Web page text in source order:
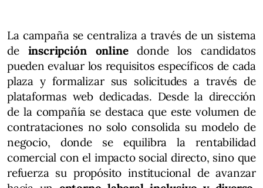
La campaña se centraliza a través de un sistema
deinscripción onlinedonde los candidatos
pueden evaluar los requisitos específicos de cada
plaza y formalizar sus solicitudes a través de
plataformas web dedicadas. Desde la dirección
de la compañía se destaca que este volumen de
contrataciones no solo consolida su modelo de
negocio, donde se equilibra la rentabilidad
comercial con el impacto social directo, sino que
refuerza su propósito institucional de avanzar